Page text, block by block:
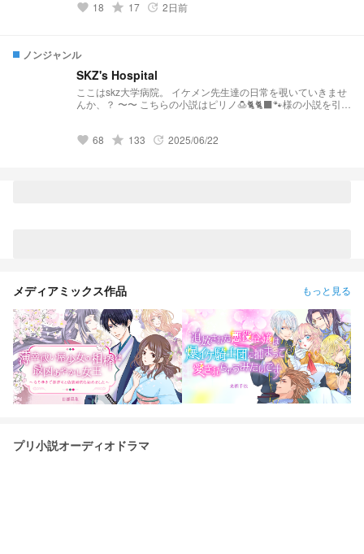
酷な運命を背負ったネクロマンサー達は、 何を思い、 何を
＿
favorite 18 grade 17 update 2日前
ノンジャンル
SKZ's Hospital
ここはskz大学病院。 イケメン先生達の日常を覗いていきませ
んか、？ 〜〜 こちらの小説はピリノ🍮🐈🐈‍⬛🐾様の小説を引き
体調不良から診察まで…… 基本的にどんなリクエストもお待
favorite 68 grade 133 update 2025/06/22
メディアミックス作品 もっと見る
プリ小説オーディオドラマ